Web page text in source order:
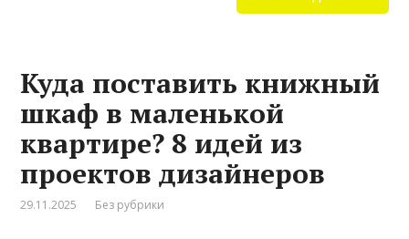
Куда поставить книжный
шкаф в маленькой
квартире? 8 идей из
проектов дизайнеров
29.11.2025 Без рубрики